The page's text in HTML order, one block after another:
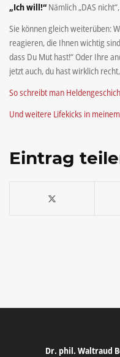
„Ich will!“ Nämlich „DAS
Sie können gleich weiterüben:
reagieren, die Ihnen wichtig
dass Du Mut hast!“ Oder Ihre
jetzt auch, du hast wirklich
So schreibt man
Und weitere Lifekicks in
Eintrag
Dr. phil. Waltraud